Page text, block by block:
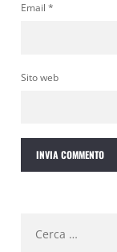
Email *
Sito web
per: